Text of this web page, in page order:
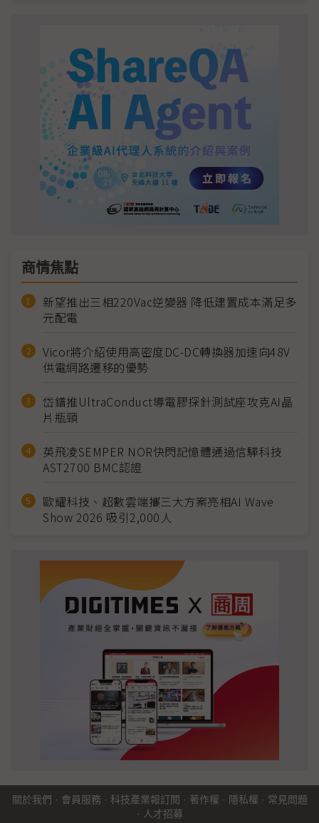
商情焦點
新望推出三相220Vac逆變器 降低建置成本滿足多
元配電
Vicor將介紹使用高密度DC-DC轉換器加速向48V
供電網路遷移的優勢
岱鐠推UltraConduct導電膠探針測試座攻克AI晶
片瓶頸
英飛凌SEMPER NOR快閃記憶體通過信驊科技
AST2700 BMC認證
歐耀科技、超數雲端攜三大方案亮相AI Wave
Show 2026 吸引2,000人
關於我們 · 會員服務 · 科技產業報訂閱 · 著作權 · 隱私權 · 常見問題
· 人才招募